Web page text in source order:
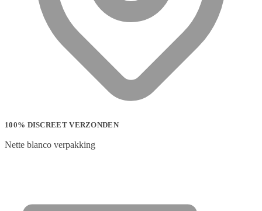
100% DISCREET VERZONDEN
Nette blanco verpakking